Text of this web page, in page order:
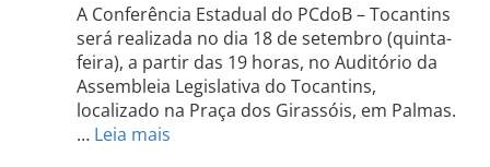
A Conferência Estadual do PCdoB – Tocantins
será realizada no dia 18 de setembro (quinta-
feira), a partir das 19 horas, no Auditório da
Assembleia Legislativa do Tocantins,
localizado na Praça dos Girassóis, em Palmas.
… Leia mais